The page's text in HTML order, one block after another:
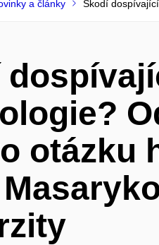
a články Škodí
otázku